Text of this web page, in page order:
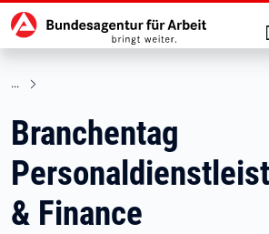
zu den Hauptinhalten springen
Hauptnavigation
Branchentag
& Finance